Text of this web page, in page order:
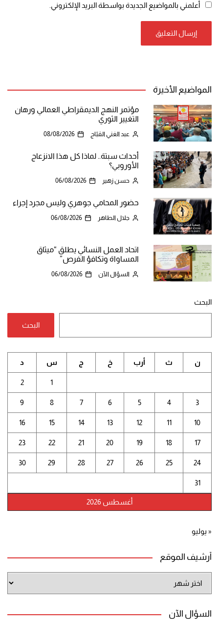
أعلمني بالمواضيع الجديدة بواسطة البريد الإلكتروني.
المواضيع الأخيرة
مؤتمر النهج الديمقراطي العمالي ورهان
التغيير الثوري
عبد الغني القبّاج 08/08/2026
أحداث سبتة.. لماذا كل هذا الانزعاج
الأوروبي؟
حسن زهير 06/08/2026
حضور المحامي جوهري وليس مجرد إجراء
جلال الطاهر 06/08/2026
اتحاد العمل النسائي يطلق “ميثاق
المساواة وتكافؤ الفرص”
السؤال الآن 06/08/2026
البحث
البحث
أغسطس 2026
ن ث أرب خ ج س د
1
2
3
4
5
6
7
8
9
10
11
12
13
14
15
16
17
18
19
20
21
22
23
24
25
26
27
28
29
30
31
« يوليو
أرشيف الموقع
الموقع
السؤال الآن